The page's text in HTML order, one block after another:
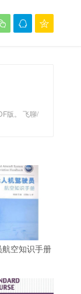
 
版。 飞聊/
空知识手册